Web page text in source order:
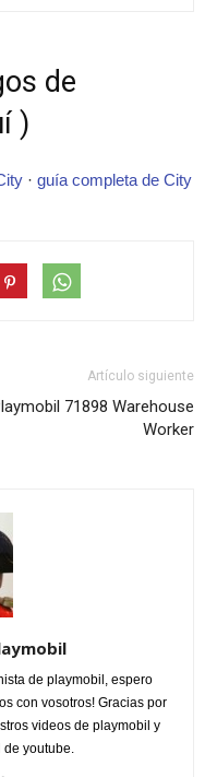
de
)
· guía completa de City
Artículo siguiente
71898 Warehouse
Worker
de playmobil, espero
con vosotros! Gracias por
videos de playmobil y
de youtube.